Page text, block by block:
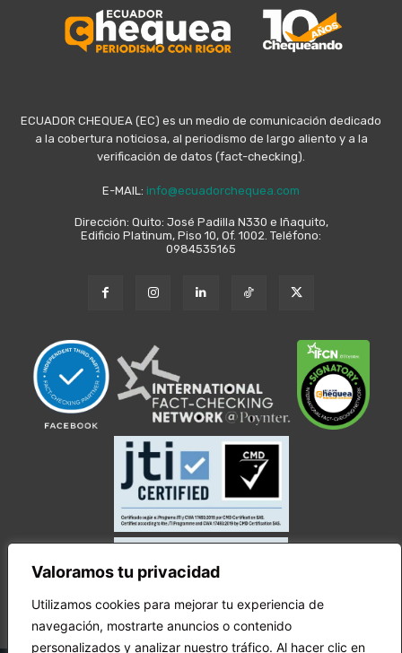
Valoramos tu privacidad
Utilizamos cookies para mejorar tu experiencia de
navegación, mostrarte anuncios o contenido
personalizados y analizar nuestro tráfico. Al hacer clic en
ECUADOR CHEQUEA (EC) es un medio de comunicación dedicado
a la cobertura noticiosa, al periodismo de largo aliento y a la
verificación de datos (fact-checking).
E-MAIL: info@ecuadorchequea.com
Dirección: Quito: José Padilla N330 e Iñaquito,
Edificio Platinum, Piso 10, Of. 1002. Teléfono:
0984535165